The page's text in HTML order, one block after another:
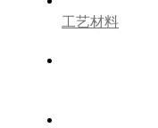
工艺材料